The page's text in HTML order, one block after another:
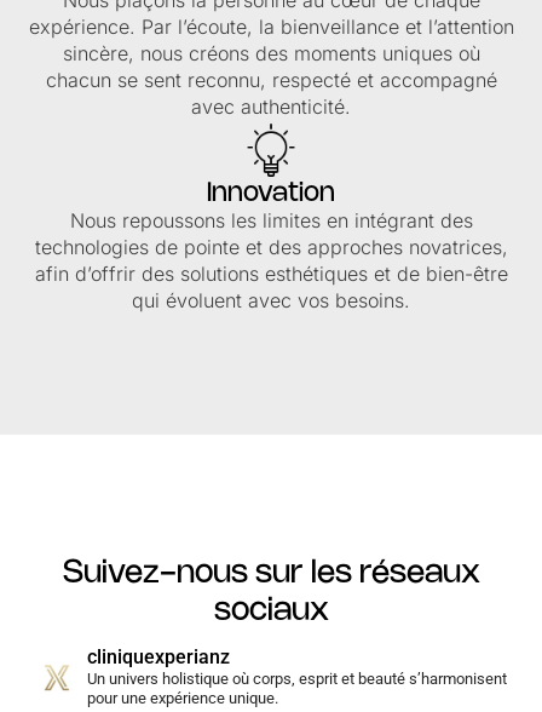
expérience. Par l’écoute, la bienveillance et l’attention
sincère, nous créons des moments uniques où
chacun se sent reconnu, respecté et accompagné
avec authenticité.
Innovation
Nous repoussons les limites en intégrant des
technologies de pointe et des approches novatrices,
afin d’offrir des solutions esthétiques et de bien-être
qui évoluent avec vos besoins.
Suivez-nous sur les réseaux
sociaux
cliniquexperianz
Un univers holistique où corps, esprit et beauté s’harmonisent
pour une expérience unique.